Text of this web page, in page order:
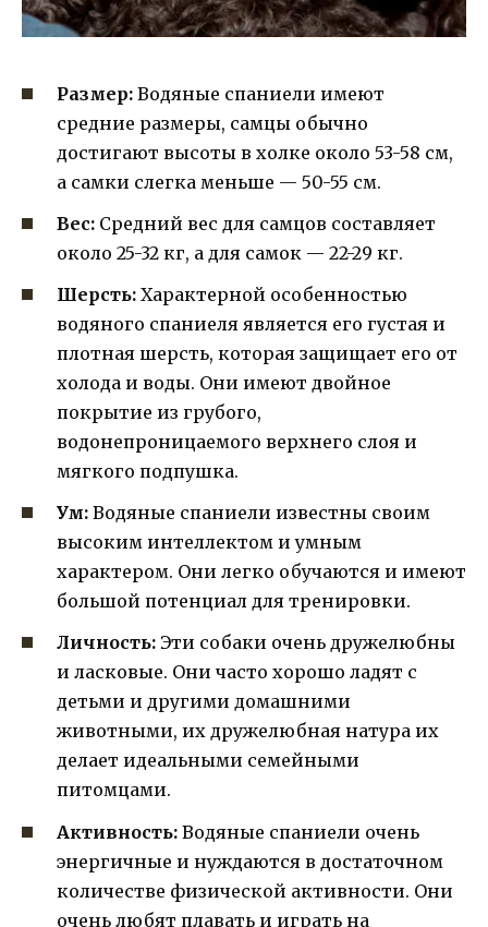
Размер: Водяные спаниели имеют
средние размеры, самцы обычно
достигают высоты в холке около 53-58 см,
а самки слегка меньше — 50-55 см.
Вес: Средний вес для самцов составляет
около 25-32 кг, а для самок — 22-29 кг.
Шерсть: Характерной особенностью
водяного спаниеля является его густая и
плотная шерсть, которая защищает его от
холода и воды. Они имеют двойное
покрытие из грубого,
водонепроницаемого верхнего слоя и
мягкого подпушка.
Ум: Водяные спаниели известны своим
высоким интеллектом и умным
характером. Они легко обучаются и имеют
большой потенциал для тренировки.
Личность: Эти собаки очень дружелюбны
и ласковые. Они часто хорошо ладят с
детьми и другими домашними
животными, их дружелюбная натура их
делает идеальными семейными
питомцами.
Активность: Водяные спаниели очень
энергичные и нуждаются в достаточном
количестве физической активности. Они
очень любят плавать и играть на